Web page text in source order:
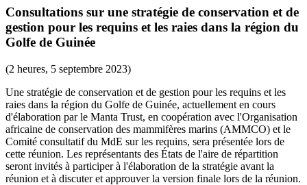
Consultations sur une stratégie de conservation et de
gestion pour les requins et les raies dans la région du
Golfe de Guinée
(2 heures, 5 septembre 2023)
Une stratégie de conservation et de gestion pour les requins et les
raies dans la région du Golfe de Guinée, actuellement en cours
d'élaboration par le Manta Trust, en coopération avec l'Organisation
africaine de conservation des mammifères marins (AMMCO) et le
Comité consultatif du MdE sur les requins, sera présentée lors de
cette réunion. Les représentants des États de l'aire de répartition
seront invités à participer à l'élaboration de la stratégie avant la
réunion et à discuter et approuver la version finale lors de la réunion.